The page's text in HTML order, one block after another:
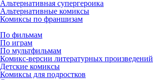
Альтернативная супергероика
Альтернативные комиксы
Комиксы по франшизам
По фильмам
По играм
По мультфильмам
Комикс-версии литературных произведений
Детские комиксы
Комиксы для подростков